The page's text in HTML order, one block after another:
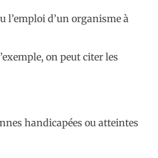
l’emploi d’un organisme à
on peut citer les
handicapées ou atteintes